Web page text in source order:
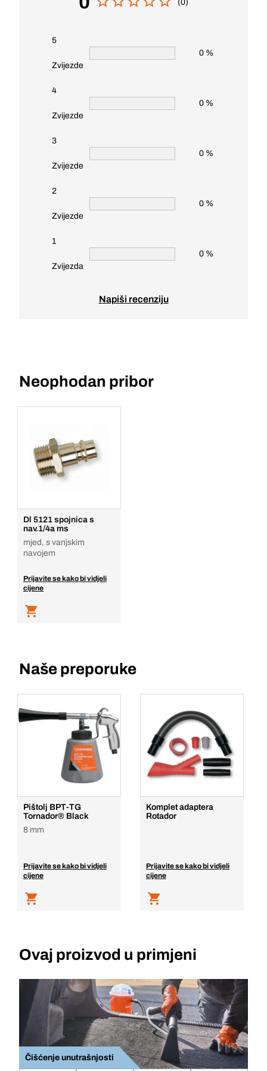
(0)
5
Zvijezde
0 %
4
Zvijezde
0 %
3
Zvijezde
0 %
2
Zvijezde
0 %
1
Zvijezda
0 %
Napiši recenziju
Neophodan pribor
Dl 5121 spojnica s
nav.1/4a ms
mjed, s vanjskim
navojem
Prijavite se kako bi vidjeli
cijene
Naše preporuke
Pištolj BPT-TG
Tornador® Black
8 mm
Prijavite se kako bi vidjeli
cijene
Komplet adaptera
Rotador
Prijavite se kako bi vidjeli
cijene
Ovaj proizvod u primjeni
Čišćenje unutrašnjosti